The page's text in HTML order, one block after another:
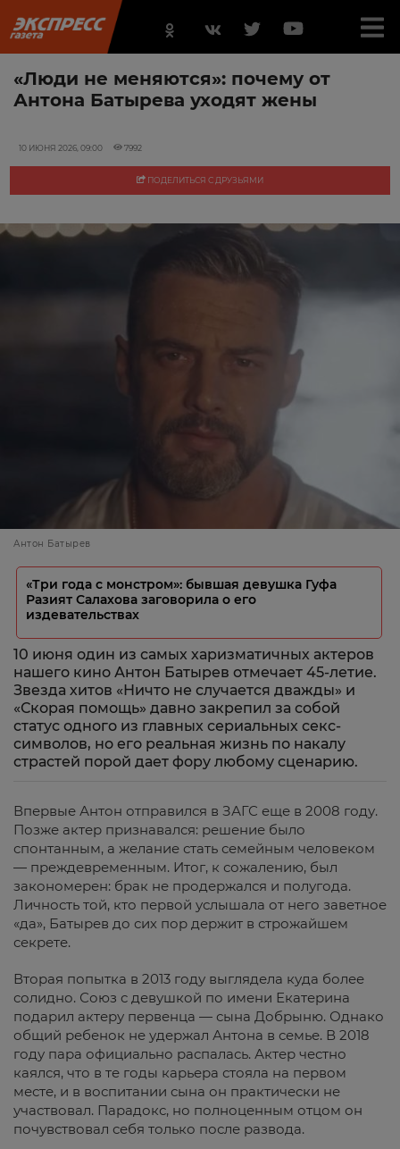
«Люди не меняются»: почему от
Антона Батырева уходят жены
10 ИЮНЯ 2026, 09:00 7992
ПОДЕЛИТЬСЯ С ДРУЗЬЯМИ
Антон Батырев
«Три года с монстром»: бывшая девушка Гуфа
Разият Салахова заговорила о его
издевательствах
10 июня один из самых харизматичных актеров
нашего кино Антон Батырев отмечает 45-летие.
Звезда хитов «Ничто не случается дважды» и
«Скорая помощь» давно закрепил за собой
статус одного из главных сериальных секс-
символов, но его реальная жизнь по накалу
страстей порой дает фору любому сценарию.
Впервые Антон отправился в ЗАГС еще в 2008 году.
Позже актер признавался: решение было
спонтанным, а желание стать семейным человеком
— преждевременным. Итог, к сожалению, был
закономерен: брак не продержался и полугода.
Личность той, кто первой услышала от него заветное
«да», Батырев до сих пор держит в строжайшем
секрете.
Вторая попытка в 2013 году выглядела куда более
солидно. Союз с девушкой по имени Екатерина
подарил актеру первенца — сына Добрыню. Однако
общий ребенок не удержал Антона в семье. В 2018
году пара официально распалась. Актер честно
каялся, что в те годы карьера стояла на первом
месте, и в воспитании сына он практически не
участвовал. Парадокс, но полноценным отцом он
почувствовал себя только после развода.